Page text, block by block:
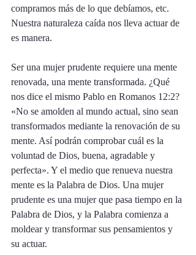
compramos más de lo que debíamos, etc.
Nuestra naturaleza caída nos lleva actuar de
es manera.
Ser una mujer prudente requiere una mente
renovada, una mente transformada. ¿Qué
nos dice el mismo Pablo en Romanos 12:2?
«No se amolden al mundo actual, sino sean
transformados mediante la renovación de su
mente. Así podrán comprobar cuál es la
voluntad de Dios, buena, agradable y
perfecta». Y el medio que renueva nuestra
mente es la Palabra de Dios. Una mujer
prudente es una mujer que pasa tiempo en la
Palabra de Dios, y la Palabra comienza a
moldear y transformar sus pensamientos y
su actuar.